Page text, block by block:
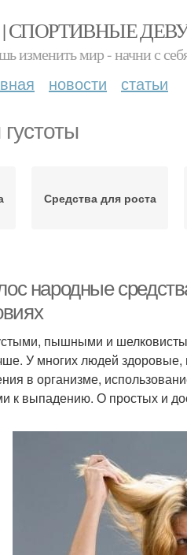
| СПОРТИВНЫЕ
изменить мир - начни с
новости статьи
Средства для роста
народные
пышными и
У многих людей
в организме,
к выпадению. О простых и